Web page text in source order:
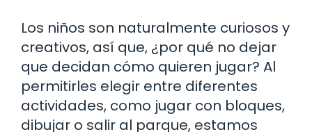
Los niños son naturalmente curiosos y
creativos, así que, ¿por qué no dejar
que decidan cómo quieren jugar? Al
permitirles elegir entre diferentes
actividades, como jugar con bloques,
dibujar o salir al parque, estamos